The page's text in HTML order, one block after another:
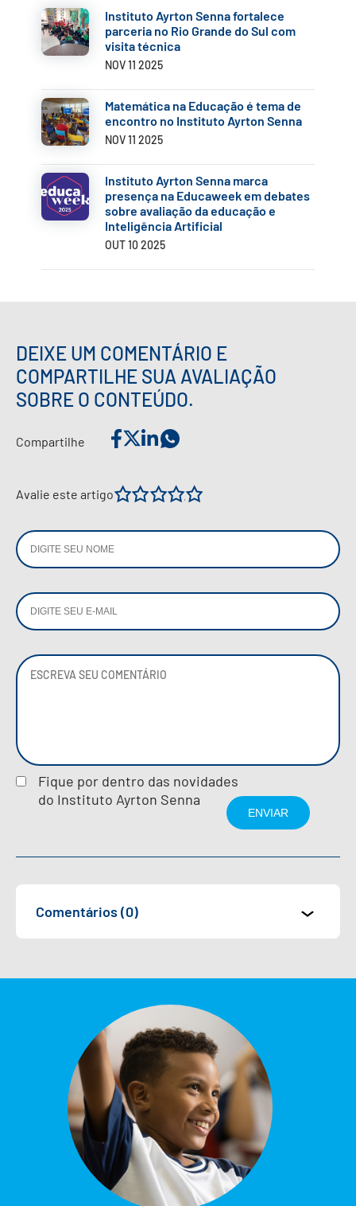
Instituto Ayrton Senna fortalece
parceria no Rio Grande do Sul com
visita técnica
NOV 11 2025
Matemática na Educação é tema de
encontro no Instituto Ayrton Senna
NOV 11 2025
Instituto Ayrton Senna marca
presença na Educaweek em debates
sobre avaliação da educação e
Inteligência Artificial
OUT 10 2025
DEIXE UM COMENTÁRIO E
COMPARTILHE SUA AVALIAÇÃO
SOBRE O CONTEÚDO.
Compartilhe
Avalie este artigo 5
4
3
2
1
Fique por dentro das novidades
do Instituto Ayrton Senna
Comentários (0)